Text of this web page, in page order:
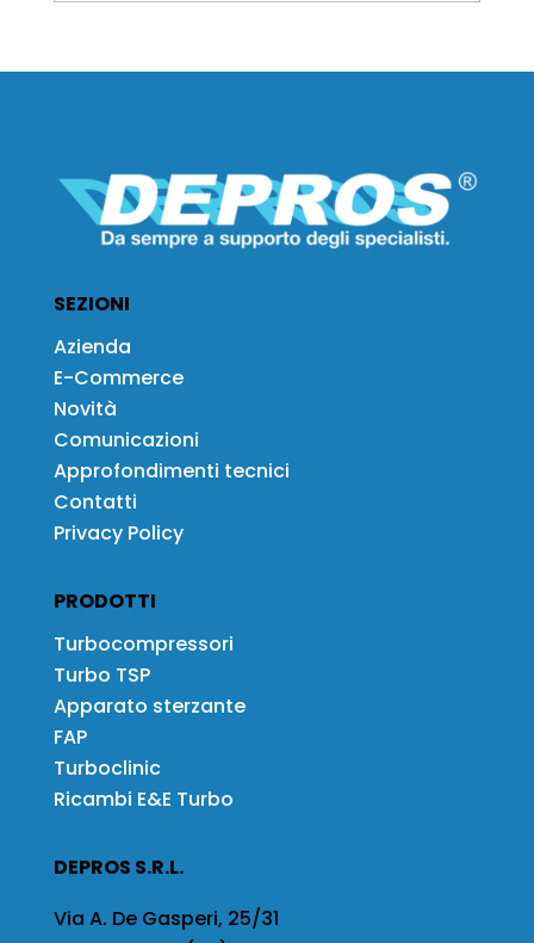
SEZIONI
Azienda
E-Commerce
Novità
Comunicazioni
Approfondimenti tecnici
Contatti
Privacy Policy
PRODOTTI
Turbocompressori
Turbo TSP
Apparato sterzante
FAP
Turboclinic
Ricambi E&E Turbo
DEPROS S.R.L.
Via A. De Gasperi, 25/31